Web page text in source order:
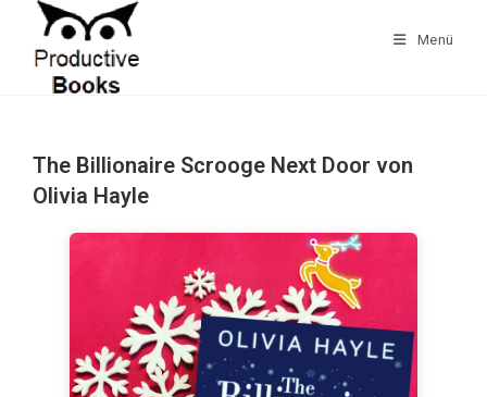
springen
Menü
The Billionaire Scrooge Next Door von
Olivia Hayle